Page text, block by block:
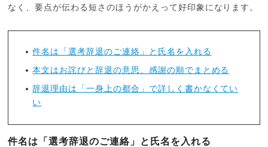
なく、要点が伝わる短さのほうがかえって好印象になります。
件名は「選考辞退のご連絡」と氏名を入れる
本文はお詫びと辞退の意思、感謝の順でまとめる
辞退理由は「一身上の都合」で詳しく書かなくてい
い
件名は「選考辞退のご連絡」と氏名を入れる